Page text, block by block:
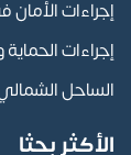
إجراءات
إجراءات الحماية
الساحل
الأكثر بحثا